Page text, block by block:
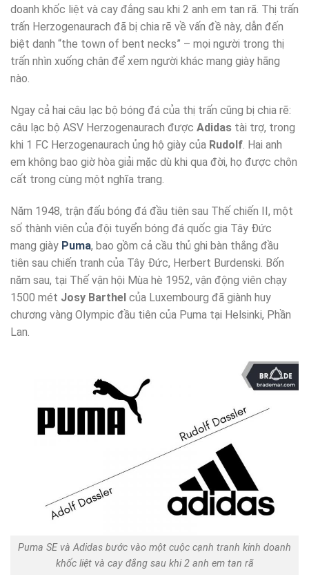
doanh khốc liệt và cay đắng sau khi 2 anh em tan rã. Thị trấn
trấn Herzogenaurach đã bị chia rẽ về vấn đề này, dẫn đến
biệt danh “the town of bent necks” – mọi người trong thị
trấn nhìn xuống chân để xem người khác mang giày hãng
nào.
Ngay cả hai câu lạc bộ bóng đá của thị trấn cũng bị chia rẽ:
câu lạc bộ ASV Herzogenaurach được Adidas tài trợ, trong
khi 1 FC Herzogenaurach ủng hộ giày của Rudolf. Hai anh
em không bao giờ hòa giải mặc dù khi qua đời, họ được chôn
cất trong cùng một nghĩa trang.
Năm 1948, trận đấu bóng đá đầu tiên sau Thế chiến II, một
số thành viên của đội tuyển bóng đá quốc gia Tây Đức
mang giày Puma, bao gồm cả cầu thủ ghi bàn thắng đầu
tiên sau chiến tranh của Tây Đức, Herbert Burdenski. Bốn
năm sau, tại Thế vận hội Mùa hè 1952, vận động viên chạy
1500 mét Josy Barthel của Luxembourg đã giành huy
chương vàng Olympic đầu tiên của Puma tại Helsinki, Phần
Lan.
Puma SE và Adidas bước vào một cuộc cạnh tranh kinh doanh
khốc liệt và cay đắng sau khi 2 anh em tan rã